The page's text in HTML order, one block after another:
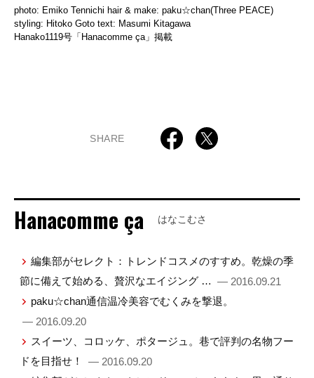
photo: Emiko Tennichi hair & make: paku☆chan(Three PEACE)
styling: Hitoko Goto text: Masumi Kitagawa
Hanako1119号「Hanacomme ça」掲載
SHARE
Hanacomme ça はなこむさ
編集部がセレクト：トレンドコスメのすすめ。乾燥の季
節に備えて始める、贅沢なエイジング … — 2016.09.21
paku☆chan通信温冷美容でむくみを撃退。
— 2016.09.20
スイーツ、コロッケ、ポタージュ。巷で評判の名物フー
ドを目指せ！
— 2016.09.20